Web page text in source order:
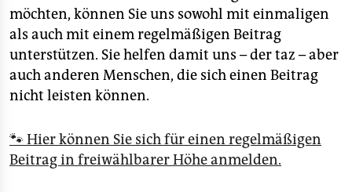
möchten, können Sie uns sowohl mit einmaligen
als auch mit einem regelmäßigen Beitrag
unterstützen. Sie helfen damit uns – der taz – aber
auch anderen Menschen, die sich einen Beitrag
nicht leisten können.
🐾 Hier können Sie sich für einen regelmäßigen
Beitrag in freiwählbarer Höhe anmelden.